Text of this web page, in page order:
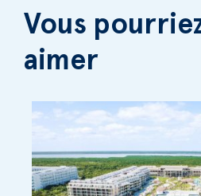
Vous
aimer